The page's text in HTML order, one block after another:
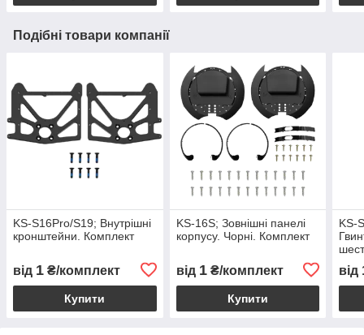
Подібні товари компанії
KS-S16Pro/S19; Внутрішні
кронштейни. Комплект
від 1 ₴/комплект
Купити
KS-16S; Зовнішні панелі
корпусу. Чорні. Комплект
від 1₴/комплект
Купити
KS-
від